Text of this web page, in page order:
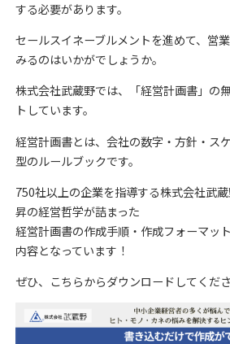
する必要があります。
セールスイネーブルメントを進めて、営
みるのはいかがでしょうか。
株式会社武蔵野では、「経営計画書」の
トしています。
経営計画書とは、会社の数字・方針・ス
型のルールブックです。
750社以上の企業を指導する株式会社武
昇の経営哲学が詰まった
経営計画書の作成手順・作成フォーマッ
内容となっています！
ぜひ、こちらからダウンロードしてくださ